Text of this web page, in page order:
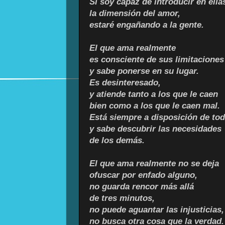
la dimensión del amor,
estaré engañando a la gente.
El que ama realmente
es consciente de sus limitaciones
y sabe ponerse en su lugar.
Es desinteresado,
y atiende tanto a los que le caen
bien como a los que le caen mal.
Está siempre a disposición de
y sabe descubrir las necesidades
de los demás.
El que ama realmente no se deja
ofuscar por enfado alguno,
no guarda rencor más allá
de tres minutos,
no puede aguantar las injusticias,
no busca otra cosa que la verdad.